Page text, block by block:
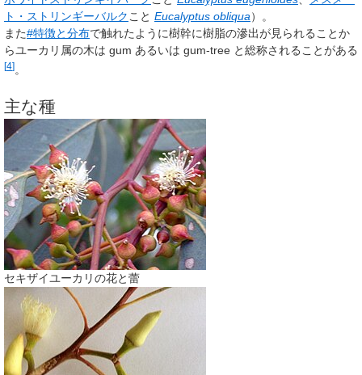
ト・ストリンギーバルク こと Eucalyptus obliqua）。
また#特徴と分布で触れたように樹幹に樹脂の滲出が見られることか
らユーカリ属の木は gum あるいは gum-tree と総称されることがある
[4] 。
主な種
セキザイユーカリの花と蕾